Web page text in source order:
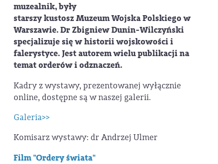
muzealnik, były
starszy kustosz Muzeum Wojska Polskiego w
Warszawie. Dr Zbigniew Dunin-Wilczyński
specjalizuje się w historii wojskowości i
falerystyce. Jest autorem wielu publikacji na
temat orderów i odznaczeń.
Kadry z wystawy, prezentowanej wyłącznie
online, dostępne są w naszej galerii.
Galeria>>
Komisarz wystawy: dr Andrzej Ulmer
Film "Ordery świata"